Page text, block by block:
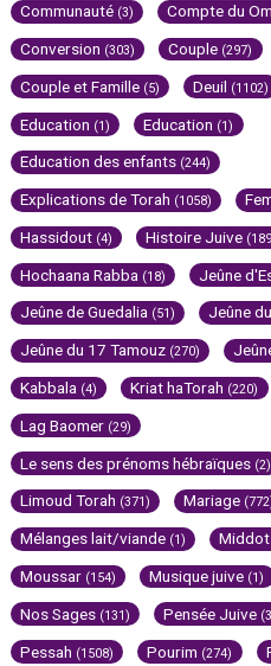
Communauté (3) Compte du
Conversion (303) Couple (297)
Couple et Famille (5) Deuil (1102)
Education (1) Education (1)
Education des enfants (244)
Explications de Torah (1058)
Hassidout (4) Histoire Juive
Hochaana Rabba (18) Jeûne
Jeûne de Guedalia (51) Jeûne
Jeûne du 17 Tamouz (270)
Kabbala (4) Kriat haTorah (220)
Lag Baomer (29)
Le sens des prénoms hébraïques (2)
Limoud Torah (371) Mariage
Mélanges lait/viande (1) Middot
Moussar (154) Musique juive (1)
Nos Sages (131) Pensée Juive
Pessah (1508) Pourim (274)